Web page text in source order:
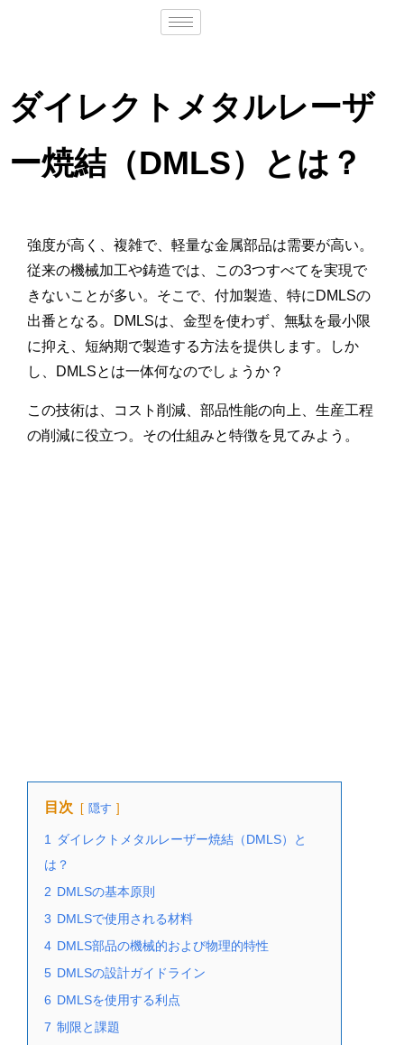
ダイレクトメタルレーザ
ー焼結（DMLS）とは？
強度が高く、複雑で、軽量な金属部品は需要が高い。
従来の機械加工や鋳造では、この3つすべてを実現で
きないことが多い。そこで、付加製造、特にDMLSの
出番となる。DMLSは、金型を使わず、無駄を最小限
に抑え、短納期で製造する方法を提供します。しか
し、DMLSとは一体何なのでしょうか？
この技術は、コスト削減、部品性能の向上、生産工程
の削減に役立つ。その仕組みと特徴を見てみよう。
目次 隠す
1 ダイレクトメタルレーザー焼結（DMLS）と
は？
2 DMLSの基本原則
3 DMLSで使用される材料
4 DMLS部品の機械的および物理的特性
5 DMLSの設計ガイドライン
6 DMLSを使用する利点
7 制限と課題